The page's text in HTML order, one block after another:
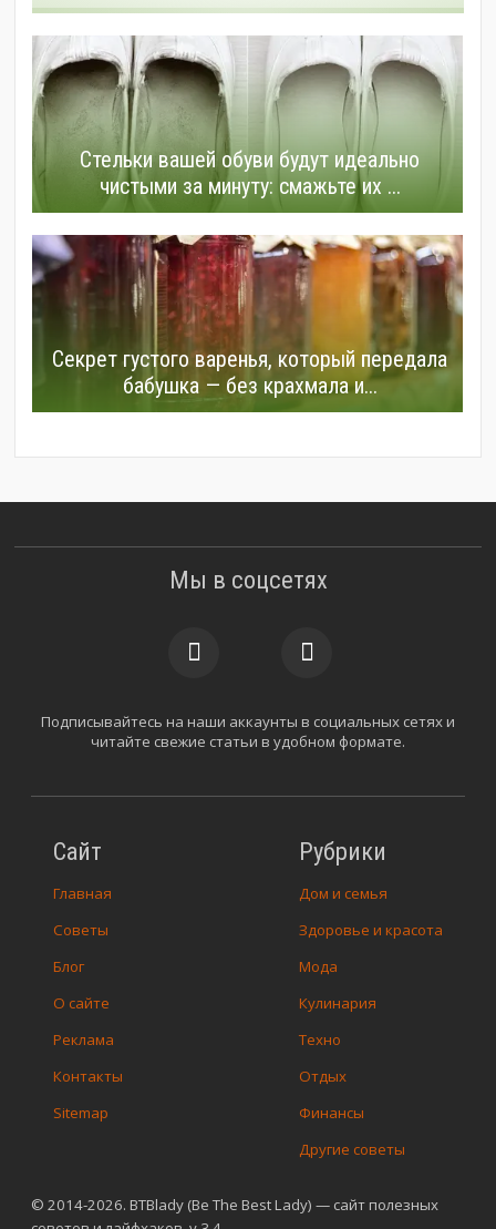
Стельки вашей обуви будут идеально
чистыми за минуту: смажьте их ...
Секрет густого варенья, который передала
бабушка — без крахмала и...
© 2014-2026. BTBlady (Be The Best Lady) — сайт полезных
Сайт
Главная
Советы
Блог
О сайте
Реклама
Контакты
Sitemap
Рубрики
Дом и семья
Здоровье и красота
Мода
Кулинария
Техно
Отдых
Финансы
Другие советы
Мы в соцсетях
Подписывайтесь на наши аккаунты в социальных сетях и
читайте свежие статьи в удобном формате.